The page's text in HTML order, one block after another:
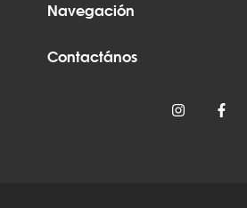
Navegación
Contactános